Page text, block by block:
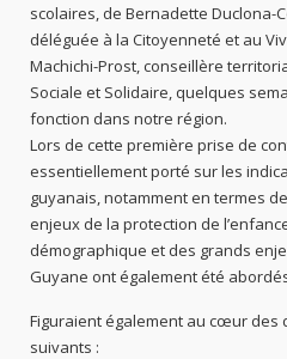
scolaires, de Bernadette Duclona-
déléguée à la Citoyenneté et au
Machichi-Prost, conseillère
Sociale et Solidaire, quelques
fonction dans notre région.
Lors de cette première prise de
essentiellement porté sur les
guyanais, notamment en termes
enjeux de la protection de
démographique et des grands
Guyane ont également été
Figuraient également au cœur des
suivants :